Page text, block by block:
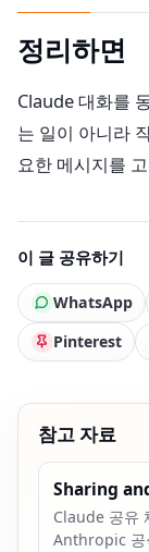
정리하면
Claude 대화를
는 일이 아니라
요한 메시지를
이 글 공유하기
WhatsApp
Pinterest
참고 자료
Sharing
Claude 공유
Anthropic 공